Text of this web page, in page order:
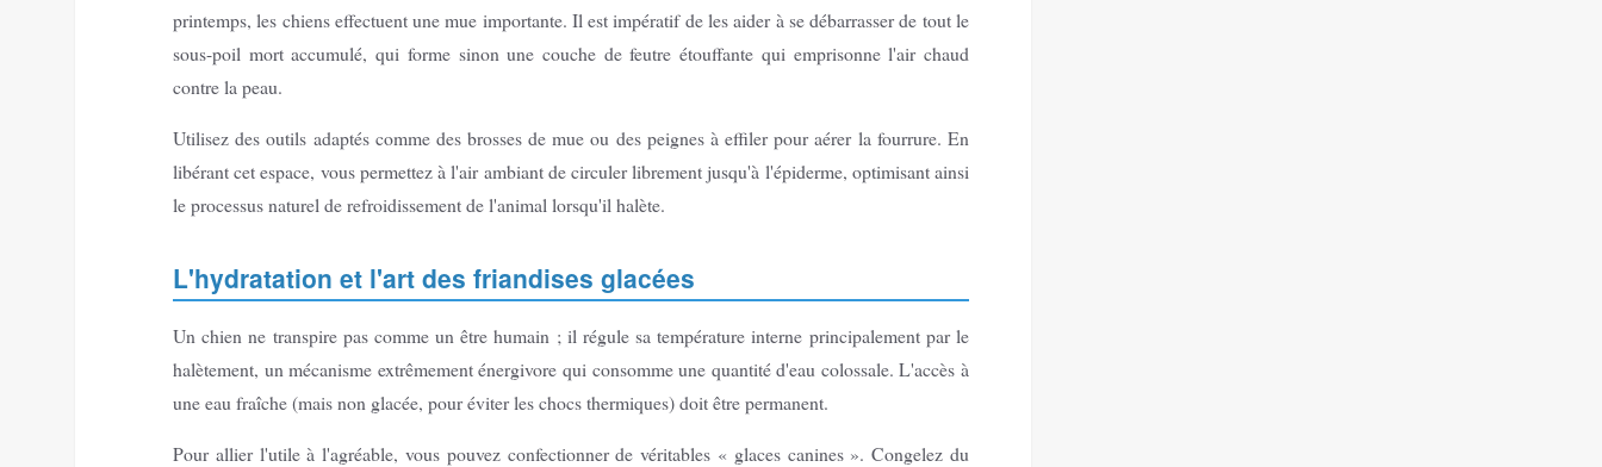
printemps, les chiens effectuent une mue importante. Il est impératif de les aider à se débarrasser de tout le
sous-poil mort accumulé, qui forme sinon une couche de feutre étouffante qui emprisonne l'air chaud
contre la peau.
Utilisez des outils adaptés comme des brosses de mue ou des peignes à effiler pour aérer la fourrure. En
libérant cet espace, vous permettez à l'air ambiant de circuler librement jusqu'à l'épiderme, optimisant ainsi
le processus naturel de refroidissement de l'animal lorsqu'il halète.
L'hydratation et l'art des friandises glacées
Un chien ne transpire pas comme un être humain ; il régule sa température interne principalement par le
halètement, un mécanisme extrêmement énergivore qui consomme une quantité d'eau colossale. L'accès à
une eau fraîche (mais non glacée, pour éviter les chocs thermiques) doit être permanent.
Pour allier l'utile à l'agréable, vous pouvez confectionner de véritables « glaces canines ». Congelez du